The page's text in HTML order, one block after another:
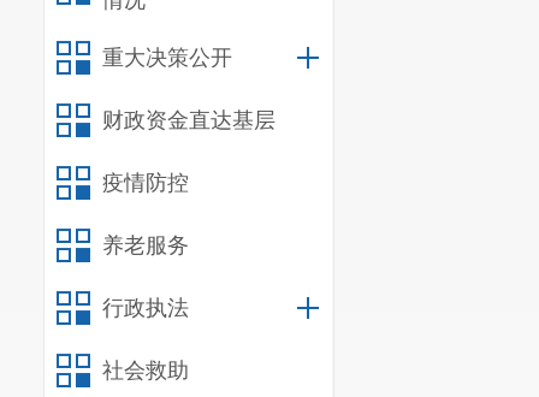
重大决策公开
财政资金直达基层
疫情防控
养老服务
行政执法
社会救助